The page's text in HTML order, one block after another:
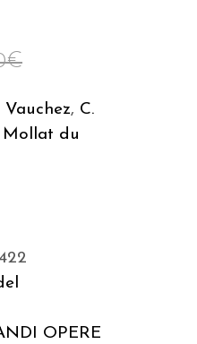
€
, C.
Mollat du
OPERE